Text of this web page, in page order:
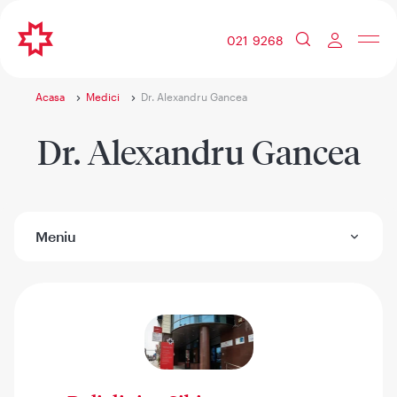
021 9268
Acasa Medici Dr. Alexandru Gancea
Dr. Alexandru Gancea
Meniu